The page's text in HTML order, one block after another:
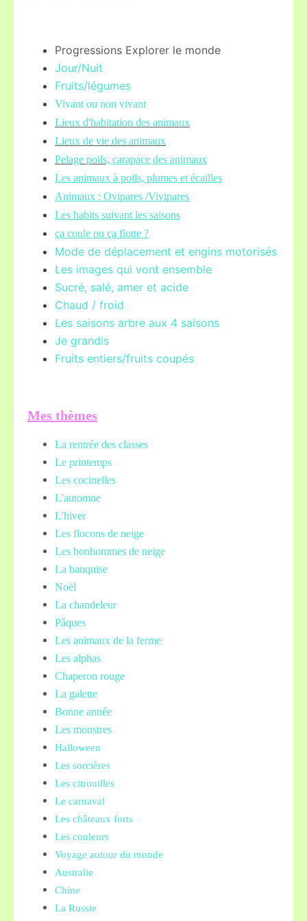
Progressions Explorer le monde
Jour/Nuit
Fruits/légumes
Vivant ou non vivant
Lieux d'habitation des animaux
Lieux de vie des animaux
Pelage poils, carapace des animaux
Les animaux à poils, plumes et écailles
Animaux : Ovipares /Vivipares
Les habits suivant les saisons
ça coule ou ça flotte ?
Mode de déplacement et engins motorisés
Les images qui vont ensemble
Sucré, salé, amer et acide
Chaud / froid
Les saisons arbre aux 4 saisons
Je grandis
Fruits entiers/fruits coupés
Mes thèmes
La rentrée des classes
Le printemps
Les cocinelles
L'automne
L'hiver
Les flocons de neige
Les bonhommes de neige
La banquise
Noël
La chandeleur
Pâques
Les animaux de la ferme
Les alphas
Chaperon rouge
La galette
Bonne année
Les monstres
Halloween
Les sorcières
Les citrouilles
Le carnaval
Les châteaux forts
Les couleurs
Voyage autour du monde
Australie
Chine
La Russie